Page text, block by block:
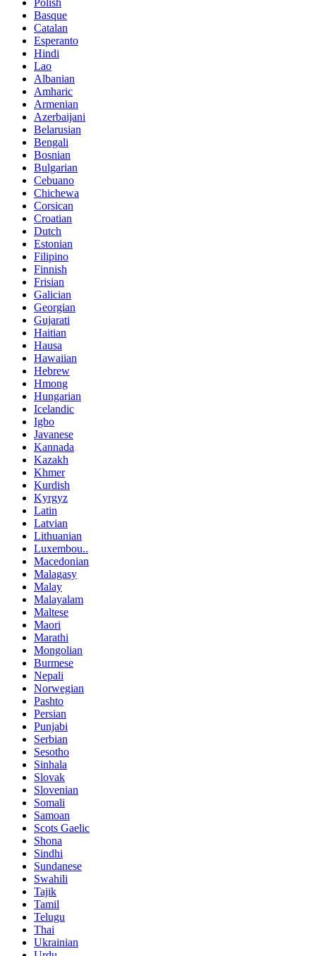
Basque
Catalan
Esperanto
Hindi
Lao
Albanian
Amharic
Armenian
Azerbaijani
Belarusian
Bengali
Bosnian
Bulgarian
Cebuano
Chichewa
Corsican
Croatian
Dutch
Estonian
Filipino
Finnish
Frisian
Galician
Georgian
Gujarati
Haitian
Hausa
Hawaiian
Hebrew
Hmong
Hungarian
Icelandic
Igbo
Javanese
Kannada
Kazakh
Khmer
Kurdish
Kyrgyz
Latin
Latvian
Lithuanian
Luxembou..
Macedonian
Malagasy
Malay
Malayalam
Maltese
Maori
Marathi
Mongolian
Burmese
Nepali
Norwegian
Pashto
Persian
Punjabi
Serbian
Sesotho
Sinhala
Slovak
Slovenian
Somali
Samoan
Scots Gaelic
Shona
Sindhi
Sundanese
Swahili
Tajik
Tamil
Telugu
Thai
Ukrainian